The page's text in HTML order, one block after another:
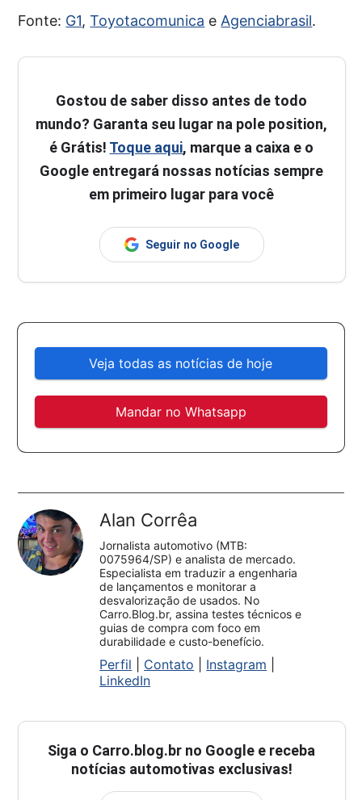
Fonte: G1,Toyotacomunica e Agenciabrasil.
Gostou de saber disso antes de todo
mundo? Garanta seu lugar na pole position,
é Grátis! Toque aqui, marque a caixa e o
Google entregará nossas notícias sempre
em primeiro lugar para você
Seguir no Google
Veja todas as notícias de hoje
Mandar no Whatsapp
Alan Corrêa
Jornalista automotivo (MTB:
0075964/SP) e analista de mercado.
Especialista em traduzir a engenharia
de lançamentos e monitorar a
desvalorização de usados. No
Carro.Blog.br, assina testes técnicos e
guias de compra com foco em
durabilidade e custo-benefício.
Perfil Contato Instagram
LinkedIn
Siga o Carro.blog.br no Google e receba
notícias automotivas exclusivas!